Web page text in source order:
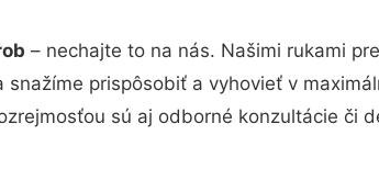
– nechajte to na nás. Našimi rukami
snažíme prispôsobiť a vyhovieť v
sú aj odborné konzultácie či